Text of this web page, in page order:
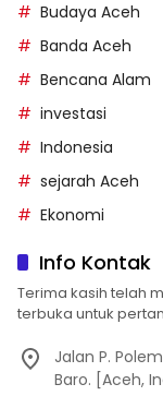
Budaya Aceh
Banda Aceh
Bencana Alam
investasi
Indonesia
sejarah Aceh
Ekonomi
Info Kontak
Terima kasih telah
terbuka untuk
Jalan P.
Baro. [Aceh,